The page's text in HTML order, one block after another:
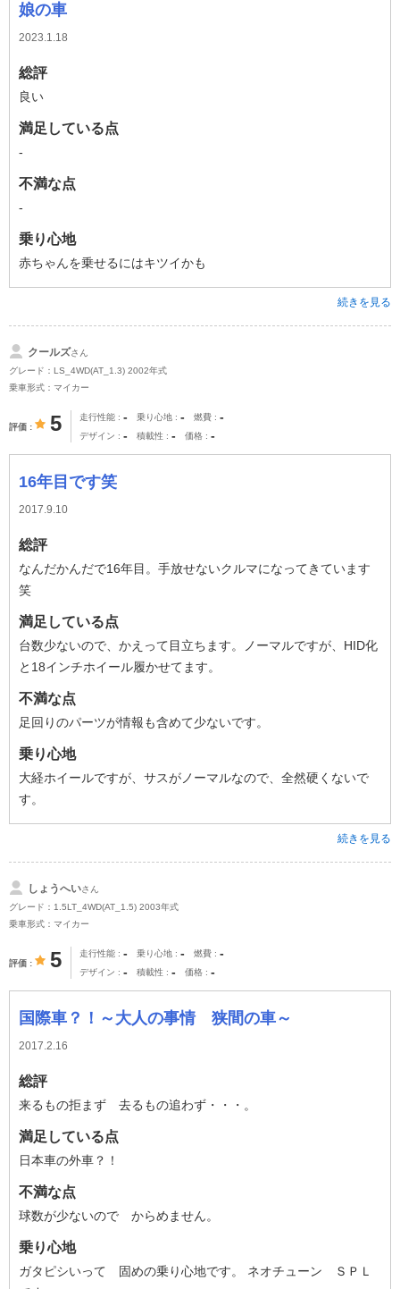
娘の車
2023.1.18
総評
良い
満足している点
-
不満な点
-
乗り心地
赤ちゃんを乗せるにはキツイかも
続きを見る
クールズさん
グレード：LS_4WD(AT_1.3) 2002年式
乗車形式：マイカー
評価 5 走行性能 - 乗り心地 - 燃費 -
デザイン - 積載性 - 価格 -
16年目です笑
2017.9.10
総評
なんだかんだで16年目。手放せないクルマになってきています
笑
満足している点
台数少ないので、かえって目立ちます。ノーマルですが、HID化
と18インチホイール履かせてます。
不満な点
足回りのパーツが情報も含めて少ないです。
乗り心地
大経ホイールですが、サスがノーマルなので、全然硬くないで
す。
続きを見る
しょうへいさん
グレード：1.5LT_4WD(AT_1.5) 2003年式
乗車形式：マイカー
評価 5 走行性能 - 乗り心地 - 燃費 -
デザイン - 積載性 - 価格 -
国際車？！～大人の事情 狭間の車～
2017.2.16
総評
来るもの拒まず 去るもの追わず・・・。
満足している点
日本車の外車？！
不満な点
球数が少ないので からめません。
乗り心地
ガタピシいって 固めの乗り心地です。 ネオチューン ＳＰＬ